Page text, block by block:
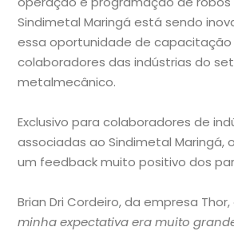
Sindimetal Maringá está sendo
essa oportunidade de capacitação
colaboradores das indústrias do
metalmecânico.
Exclusivo para colaboradores de
associadas ao Sindimetal Maringá,
um feedback muito positivo dos
Brian Dri Cordeiro, da empresa
minha expectativa era muito